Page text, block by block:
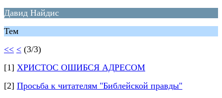
Давид Найдис
Тем
<< < (3/3)
[1] ХРИСТОС ОШИБСЯ АДРЕСОМ
[2] Просьба к читателям "Библейской правды"